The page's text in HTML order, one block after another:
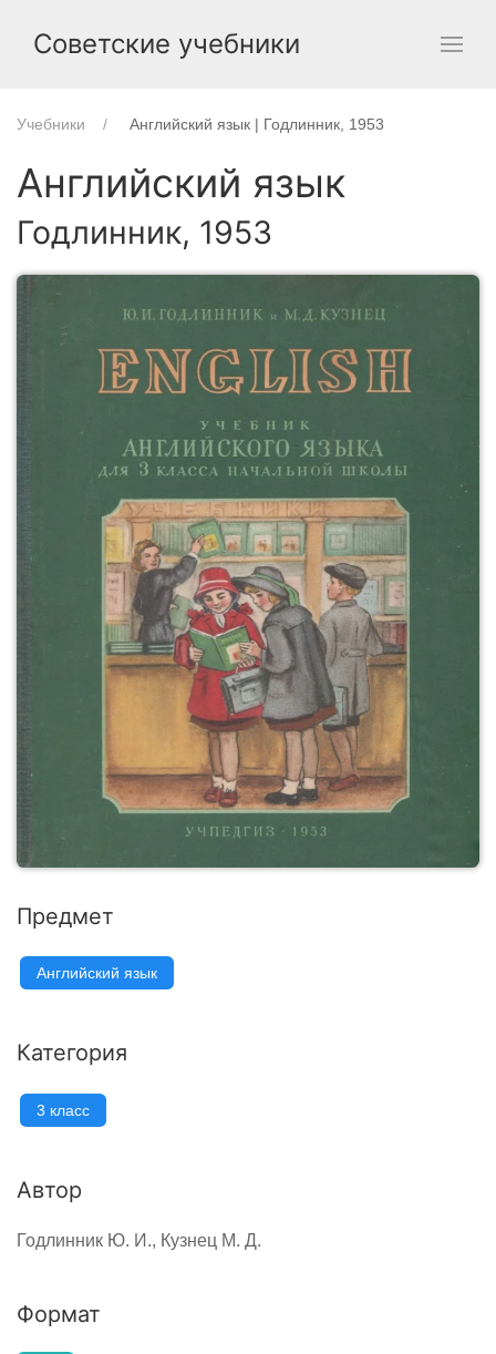
Советские учебники
Учебники Английский язык | Годлинник, 1953
Английский язык
Годлинник, 1953
Предмет
Английский язык
Категория
3 класс
Автор
Годлинник Ю. И., Кузнец М. Д.
Формат